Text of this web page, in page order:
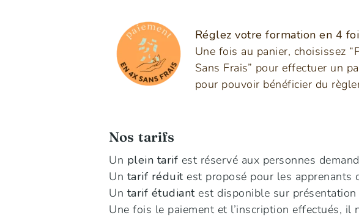
Réglez votre formation en 4
Une fois au panier, choisissez
Sans Frais” pour effectuer un
pour pouvoir bénéficier du
Nos tarifs
Un plein tarif est réservé aux personnes
Un tarif réduitest proposé pour les apprenants
Un tarif étudiantest disponible sur présentation
Une fois le paiement et l’inscription effectués,